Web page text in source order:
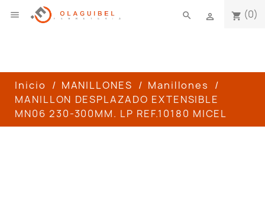
 shopping_cart (0)

search
Inicio MANILLONES
Manillones
MANILLON DESPLAZADO EXTENSIBLE
MN06 230-300MM. LP REF.10180 MICEL